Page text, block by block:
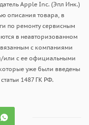
Apple Inc. (Эпл Инк.)
описания товара, в
по ремонту сервисным
в неавторизованном
с компаниями
или с ее официальными
уже были введены
1487 ГК РФ.